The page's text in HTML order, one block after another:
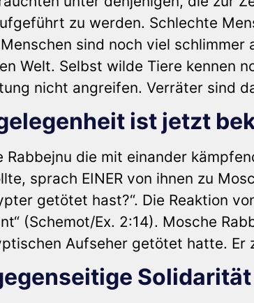
zu werden. Schlechte
sind noch viel schlimmer
Welt. Selbst wilde Tiere kennen
nicht angreifen. Verräter sind
ist jetzt
Rabbejnu die mit einander
sprach EINER von ihnen zu
getötet hast?“. Die Reaktion
(Schemot/Ex. 2:14). Mosche
Aufseher getötet hatte. Er